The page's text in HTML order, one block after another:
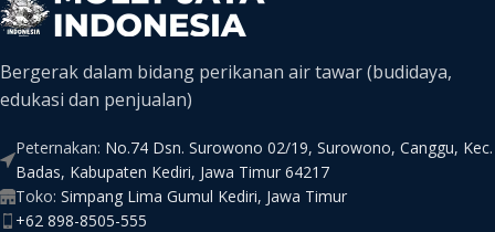
Bergerak dalam bidang perikanan air tawar (budidaya,
edukasi dan penjualan)
Peternakan: No.74 Dsn. Surowono 02/19, Surowono, Canggu, Kec.
Badas, Kabupaten Kediri, Jawa Timur 64217
Toko: Simpang Lima Gumul Kediri, Jawa Timur
+62 898-8505-555